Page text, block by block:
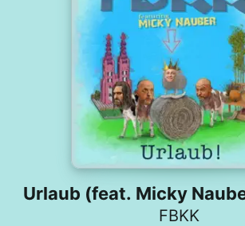
Apple Music installieren
Urlaub (feat. Micky
FBKK